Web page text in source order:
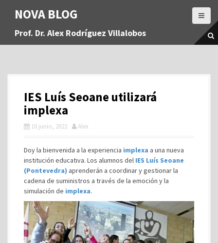
a
NOVA BLOG
Prof. Dr. Alex Rodríguez Villalobos
IES Luís Seoane utilizará
implexa
10 junio, 2022 Alex
Doy la bienvenida a la experiencia implexa a una nueva
institución educativa. Los alumnos del IES Luís Seoane
(Pontevedra) aprenderán a coordinar y gestionar la
cadena de suministros a través de la emoción y la
simulación de implexa.